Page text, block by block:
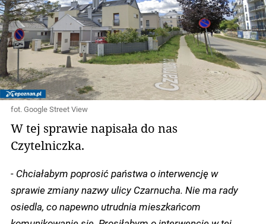
fot. Google Street View
W tej sprawie napisała do nas
Czytelniczka.
- Chciałabym poprosić państwa o interwencję w
sprawie zmiany nazwy ulicy Czarnucha. Nie ma rady
osiedla, co napewno utrudnia mieszkańcom